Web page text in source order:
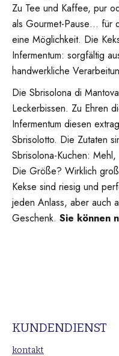
Zu Tee und Kaffee, pur
als Gourmet-Pause… für
eine Möglichkeit. Die
Infermentum: sorgfältig
handwerkliche
Die Sbrisolona di
Leckerbissen. Zu Ehren
Infermentum diesen
Sbrisolotto. Die Zutaten
Sbrisolona-Kuchen:
Die Größe? Wirklich
Kekse sind riesig und
jeden Anlass, aber auch
Geschenk. Sie können
KUNDENDIENST
kontakt